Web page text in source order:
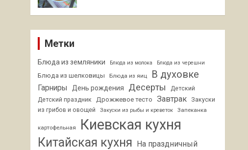
Метки
Блюда из земляники Блюда из молока Блюда из черешни
Блюда из шелковицы Блюда из яиц В духовке
Гарниры День рождения Десерты
Детский
Детский праздник
Дрожжевое тесто Завтрак
Закуски
из грибов и овощей
Закуски из рыбы и креветок Запеканка
картофельная Киевская кухня
Китайская кухня На праздничный